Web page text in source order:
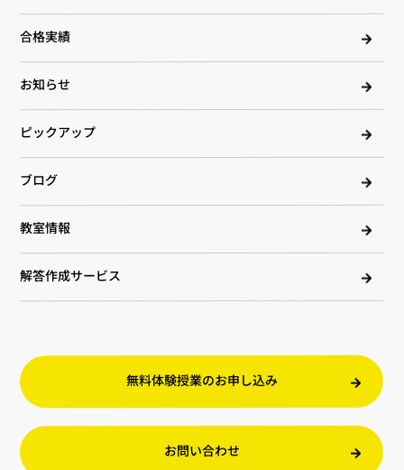
合格実績
お知らせ
ピックアップ
ブログ
教室情報
解答作成サービス
無料体験授業のお申し込み
お問い合わせ